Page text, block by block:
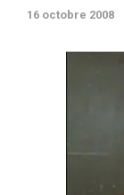
16 octobre 2008